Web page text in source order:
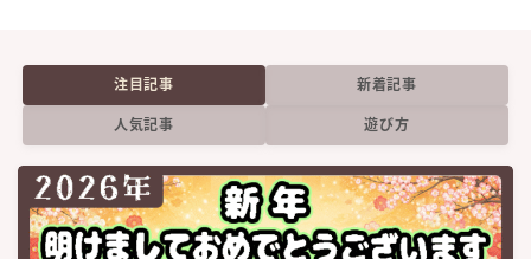
注目記事 新着記事
人気記事 遊び方